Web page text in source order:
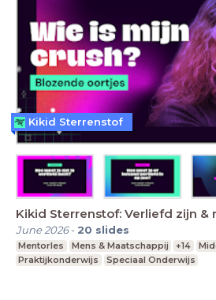
Kikid Sterrenstof: Verliefd zijn &
June 2026- 20 slides
Mentorles Mens & Maatschappij +14
Praktijkonderwijs
Speciaal Onderwijs
Kikid Sterrenstof